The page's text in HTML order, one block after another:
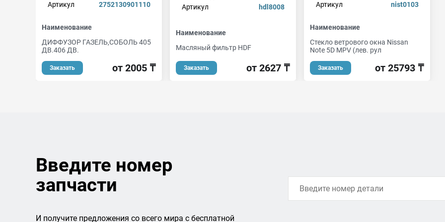
Артикул
2752130901110
Наименование
ДИФФУЗОР ГАЗЕЛЬ,СОБОЛЬ 405
ДВ.406 ДВ.
Заказать от 2005 ₸
Артикул
hdl8008
Наименование
Масляный фильтр HDF
Заказать от 2627 ₸
Артикул
nist0103
Наименование
Стекло ветрового окна Nissan
Note 5D MPV (лев. рул
Заказать от 25793 ₸
Введите номер
запчасти
И получите предложения со всего мира с бесплатной